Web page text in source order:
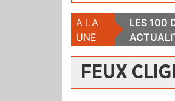
A LA
UNE
LES 100
FEUX